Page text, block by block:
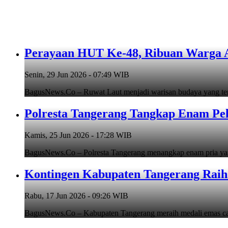
Perayaan HUT Ke-48, Ribuan
Senin, 29 Jun 2026 - 07:49 WIB
BagusNews.Co – Ruwat Laut menjadi warisan budaya yang
Polresta Tangerang Tangkap Enam
Kamis, 25 Jun 2026 - 17:28 WIB
BagusNews.Co – Polresta Tangerang menangkap enam pria
Kontingen Kabupaten Tangerang
Rabu, 17 Jun 2026 - 09:26 WIB
BagusNews.Co – Kabupaten Tangerang meraih medali